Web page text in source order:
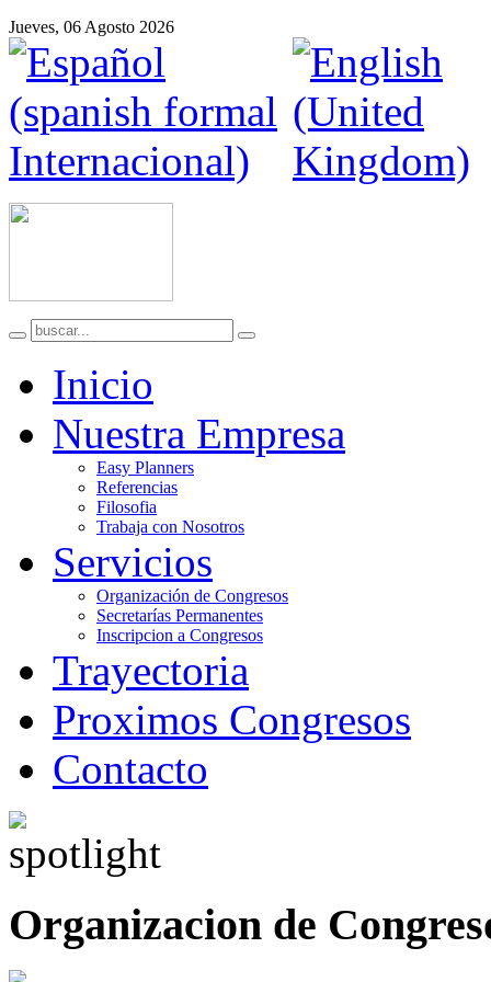
Jueves, 06 Agosto 2026
Inicio
Nuestra Empresa
Easy Planners
Referencias
Filosofia
Trabaja con Nosotros
Servicios
Organización de Congresos
Secretarías Permanentes
Inscripcion a Congresos
Trayectoria
Proximos Congresos
Contacto
Organizacion de